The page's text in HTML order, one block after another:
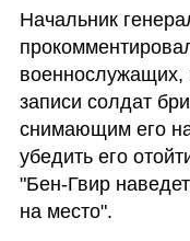
Начальник
военнослужащих,
записи солдат
снимающим его
убедить его
"Бен-Гвир
на место".